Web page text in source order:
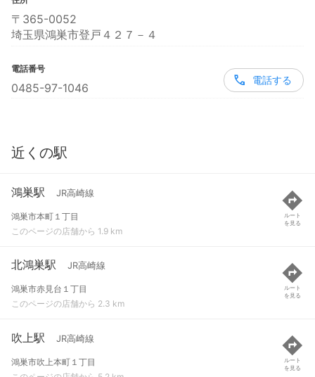
〒365-0052
埼玉県鴻巣市登戸４２７－４
電話番号
0485-97-1046
電話する
近くの駅
鴻巣駅 JR高崎線
鴻巣市本町１丁目
このページの店舗から 1.9 km
ルート
を見る
北鴻巣駅 JR高崎線
鴻巣市赤見台１丁目
このページの店舗から 2.3 km
ルート
を見る
吹上駅 JR高崎線
鴻巣市吹上本町１丁目
ルート
を見る